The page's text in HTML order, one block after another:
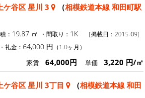
ケ谷区 星川 3 （相模鉄道本線 和田町駅
： 19.87 ㎡ ・間取り： 1K
[掲載日：2015-09]
・礼金： 64,000 円 （1.0ヶ月）
家賃 64,000円 単価 3,220 円/㎡
ケ谷区 星川 3丁目 （相模鉄道本線 和田